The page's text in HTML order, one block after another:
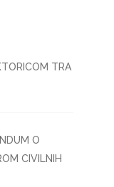
TRA
O
CIVILNIH